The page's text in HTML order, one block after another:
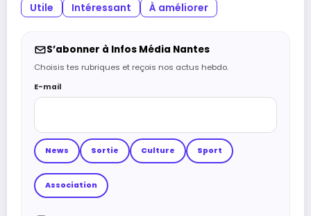
Utile Intéressant À améliorer
S’abonner à Infos Média Nantes
Choisis tes rubriques et reçois nos actus hebdo.
E-mail
News Sortie Culture Sport
Association